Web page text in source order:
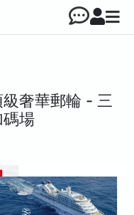
奢華郵輪 - 三
碼場